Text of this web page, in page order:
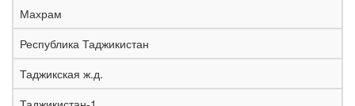
Махрам
Республика Таджикистан
Таджикская ж.д.